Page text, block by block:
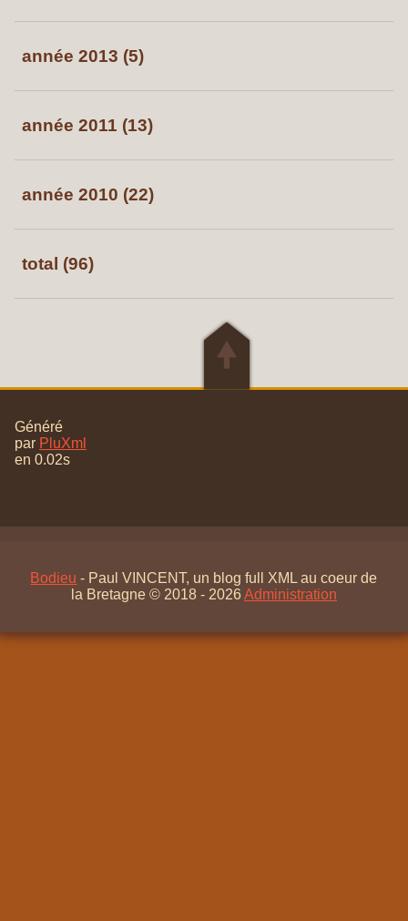
année 2013 (5)
année 2011 (13)
année 2010 (22)
total (96)
Généré
par PluXml
en 0.02s
Bodieu - Paul VINCENT, un blog full XML au coeur de
la Bretagne © 2018 - 2026 Administration
🠝